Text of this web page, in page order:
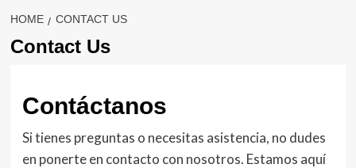
HOME CONTACT US
Contact Us
Contáctanos
Si tienes preguntas o necesitas asistencia, no dudes
en ponerte en contacto con nosotros. Estamos aquí